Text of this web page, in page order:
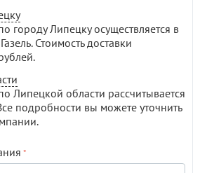
городу Липецку осуществляется в
Стоимость доставки
Липецкой области рассчитывается
подробности вы можете уточнить